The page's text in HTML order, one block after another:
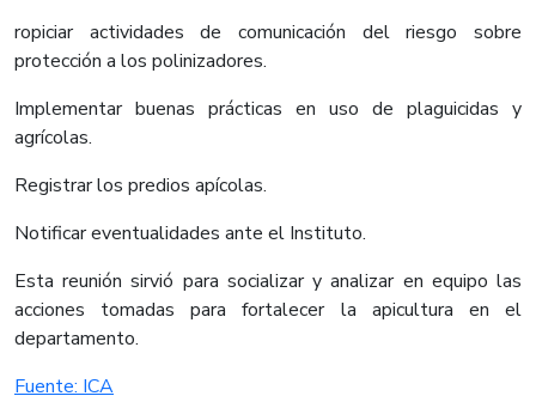
ropiciar actividades de comunicación del riesgo sobre
protección a los polinizadores.
Implementar buenas prácticas en uso de plaguicidas y
agrícolas.
Registrar los predios apícolas.
Notificar eventualidades ante el Instituto.
Esta reunión sirvió para socializar y analizar en equipo las
acciones tomadas para fortalecer la apicultura en el
departamento.​
Fuente: ICA​